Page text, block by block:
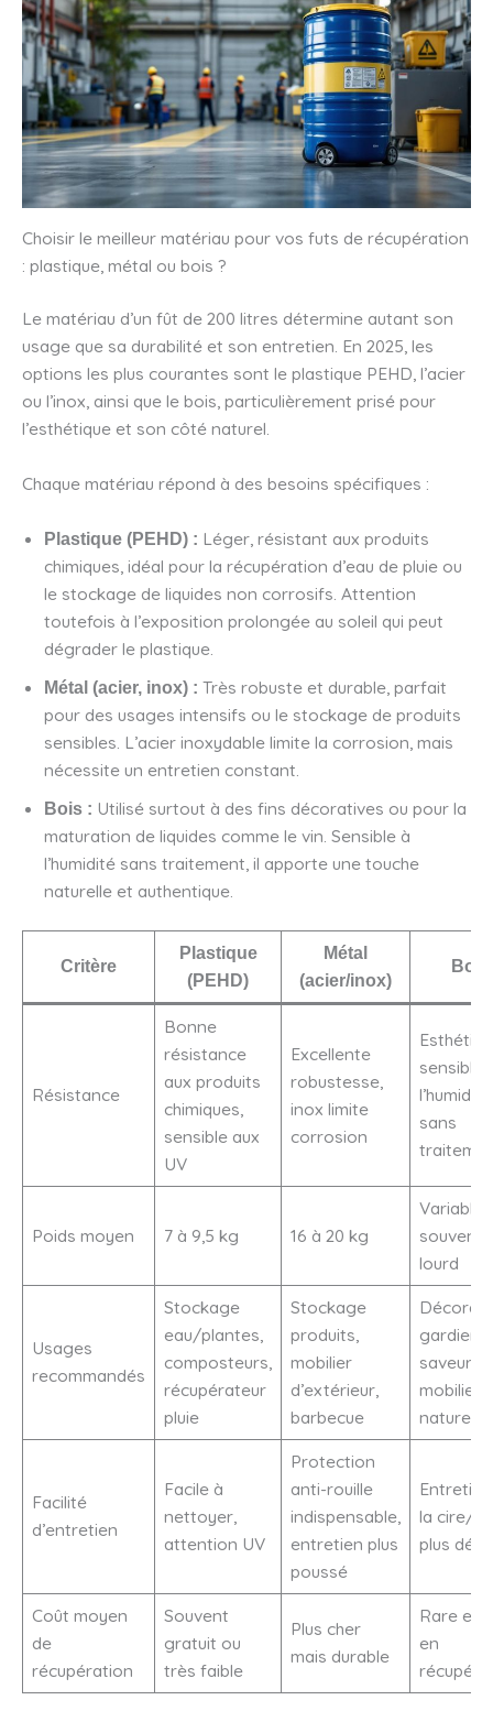
Choisir le meilleur matériau pour vos futs de récupération
: plastique, métal ou bois ?
Le matériau d’un fût de 200 litres détermine autant son
usage que sa durabilité et son entretien. En 2025, les
options les plus courantes sont le plastique PEHD, l’acier
ou l’inox, ainsi que le bois, particulièrement prisé pour
l’esthétique et son côté naturel.
Chaque matériau répond à des besoins spécifiques :
Plastique (PEHD) : Léger, résistant aux produits
chimiques, idéal pour la récupération d’eau de pluie ou
le stockage de liquides non corrosifs. Attention
toutefois à l’exposition prolongée au soleil qui peut
dégrader le plastique.
Métal (acier, inox) : Très robuste et durable, parfait
pour des usages intensifs ou le stockage de produits
sensibles. L’acier inoxydable limite la corrosion, mais
nécessite un entretien constant.
Bois : Utilisé surtout à des fins décoratives ou pour la
maturation de liquides comme le vin. Sensible à
l’humidité sans traitement, il apporte une touche
naturelle et authentique.
Critère
Plastique
(PEHD)
Métal
(acier/inox)
Bois
Résistance
Bonne
résistance
aux produits
chimiques,
sensible aux
UV
Excellente
robustesse,
inox limite
corrosion
sensible
l’humidité
sans
Poids moyen 7 à 9,5 kg 16 à 20 kg
Variable,
souvent
lourd
Usages
recommandés
Stockage
eau/plantes,
composteurs,
récupérateur
pluie
Stockage
produits,
mobilier
d’extérieur,
barbecue
gardien
saveurs,
mobilier
naturel
Facilité
d’entretien
Facile à
nettoyer,
attention UV
Protection
anti-rouille
indispensable,
entretien plus
poussé
la cire/
plus
Coût moyen
de
récupération
Souvent
gratuit ou
très faible
Plus cher
mais durable
Rare et
en